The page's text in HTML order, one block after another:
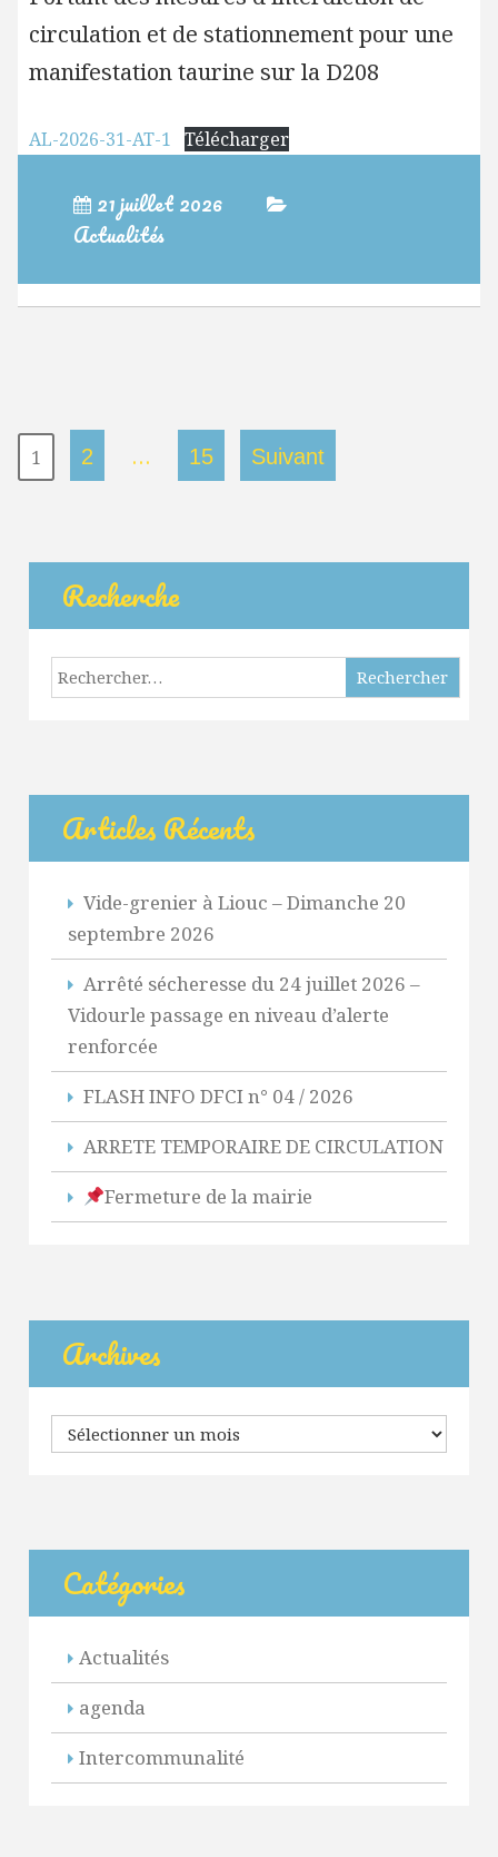
circulation et de stationnement pour une
manifestation taurine sur la D208
AL-2026-31-AT-1 Télécharger
21 juillet 2026
Actualités
Navigation
Articles
1 2 … 15 Suivant
Recherche
Rechercher :
Articles Récents
Vide-grenier à Liouc – Dimanche 20
septembre 2026
Arrêté sécheresse du 24 juillet 2026 –
Vidourle passage en niveau d’alerte
renforcée
FLASH INFO DFCI n° 04 / 2026
ARRETE TEMPORAIRE DE CIRCULATION
Fermeture de la mairie
Archives
Archives
Catégories
Actualités
agenda
Intercommunalité